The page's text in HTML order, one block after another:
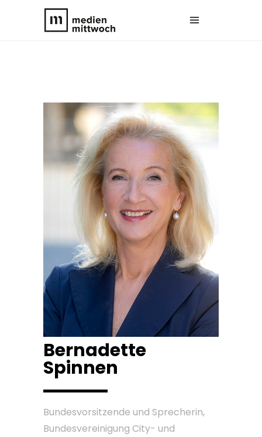
Bernadette
Spinnen
Bundesvorsitzende und Sprecherin,
Bundesvereinigung City- und